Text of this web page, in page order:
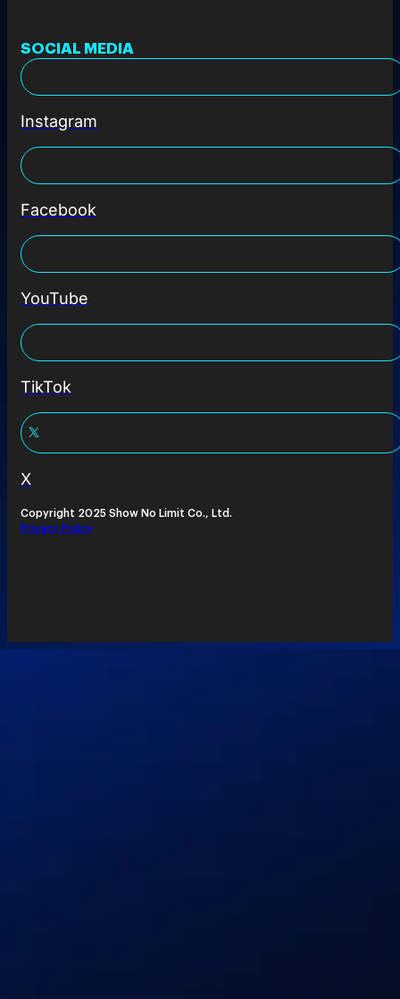
SOCIAL MEDIA
Instagram
Facebook
YouTube
TikTok
X
Copyright 2025 Show No Limit Co., Ltd.
Privacy Policy